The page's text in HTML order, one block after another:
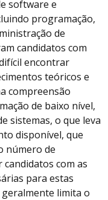
software e
programação,
de
candidatos com
encontrar
teóricos e
compreensão
de baixo nível,
sistemas, o que leva
disponível, que
número de
com as
para estas
limita o